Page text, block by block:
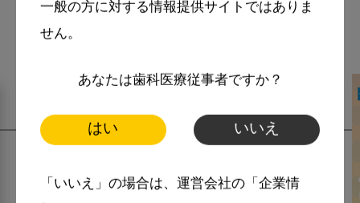
一般の方に対する情報提供サイトではありま
せん。
あなたは歯科医療従事者ですか？
はい いいえ
「いいえ」の場合は、運営会社の「企業情
関連記事